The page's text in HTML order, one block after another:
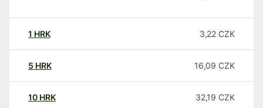
1 HRK 3,22 CZK
5 HRK 16,09 CZK
10 HRK 32,19 CZK